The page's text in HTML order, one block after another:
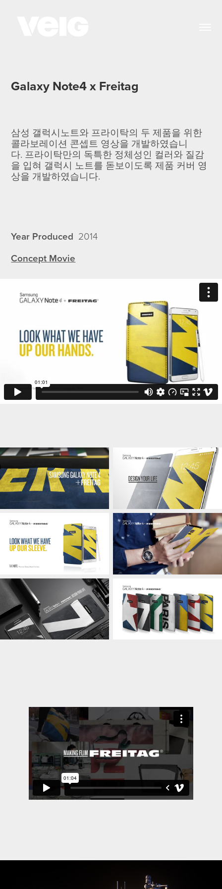
Galaxy Note4 x Freitag
삼성 갤럭시노트와 프라이탁의 두 제품을 위한
콜라보레이션 콘셉트 영상을 개발하였습니
다. 프라이탁만의 독특한 정체성인 컬러와 질감
을 입혀 갤럭시 노트를 돋보이도록 제품 커버 영
상을 개발하였습니다.
Year Produced 2014
Concept Movie